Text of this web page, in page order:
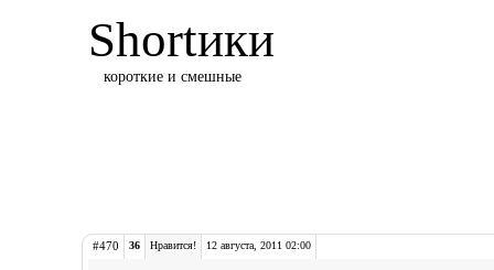
Shortики
короткие и смешные
#470 36 Нравится! 12 августа, 2011 02:00